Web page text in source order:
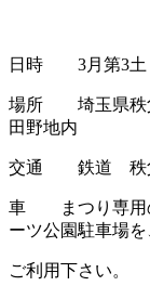
日時 3月第3土
場所 埼玉県秩
田野地内
交通 鉄道 秩父
車 まつり専用の
ーツ公園駐車場を
ご利用下さい。